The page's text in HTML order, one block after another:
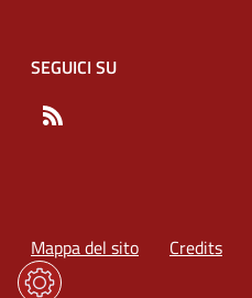
SEGUICI SU
Mappa del sito Credits